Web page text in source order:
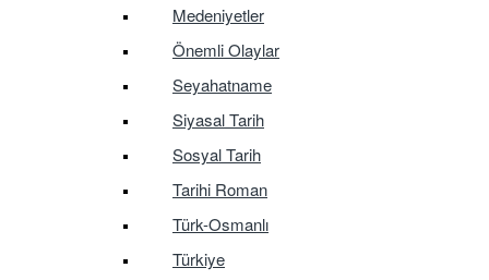
Medeniyetler
Önemli Olaylar
Seyahatname
Siyasal Tarih
Sosyal Tarih
Tarihi Roman
Türk-Osmanlı
Türkiye